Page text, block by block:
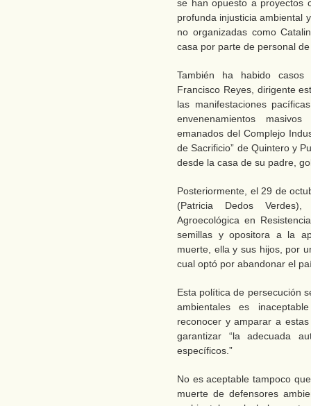
se han opuesto a proyectos
profunda injusticia ambiental
no organizadas como
casa por parte de personal
También ha habido
Francisco Reyes, dirigente
las manifestaciones
envenenamientos
emanados del Complejo
de Sacrificio” de Quintero y
desde la casa de su padre,
Posteriormente, el 29 de
(Patricia Dedos
Agroecológica en
semillas y opositora a la
muerte, ella y sus hijos, por
cual optó por abandonar el
Esta política de persecución
ambientales es
reconocer y amparar a
garantizar “la adecuada
específicos.”
No es aceptable tampoco
muerte de defensores